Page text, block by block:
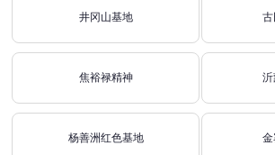
井冈山基地
焦裕禄精神
杨善洲红色基地